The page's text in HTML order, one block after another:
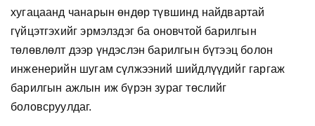
хугацаанд чанарын өндөр түвшинд найдвартай
гүйцэтгэхийг эрмэлздэг ба оновчтой барилгын
төлөвлөлт дээр үндэслэн барилгын бүтээц болон
инженерийн шугам сүлжээний шийдлүүдийг гаргаж
барилгын ажлын иж бүрэн зураг төслийг
боловсруулдаг.